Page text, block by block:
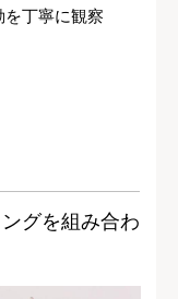
丁寧に観察
グを組み合わ